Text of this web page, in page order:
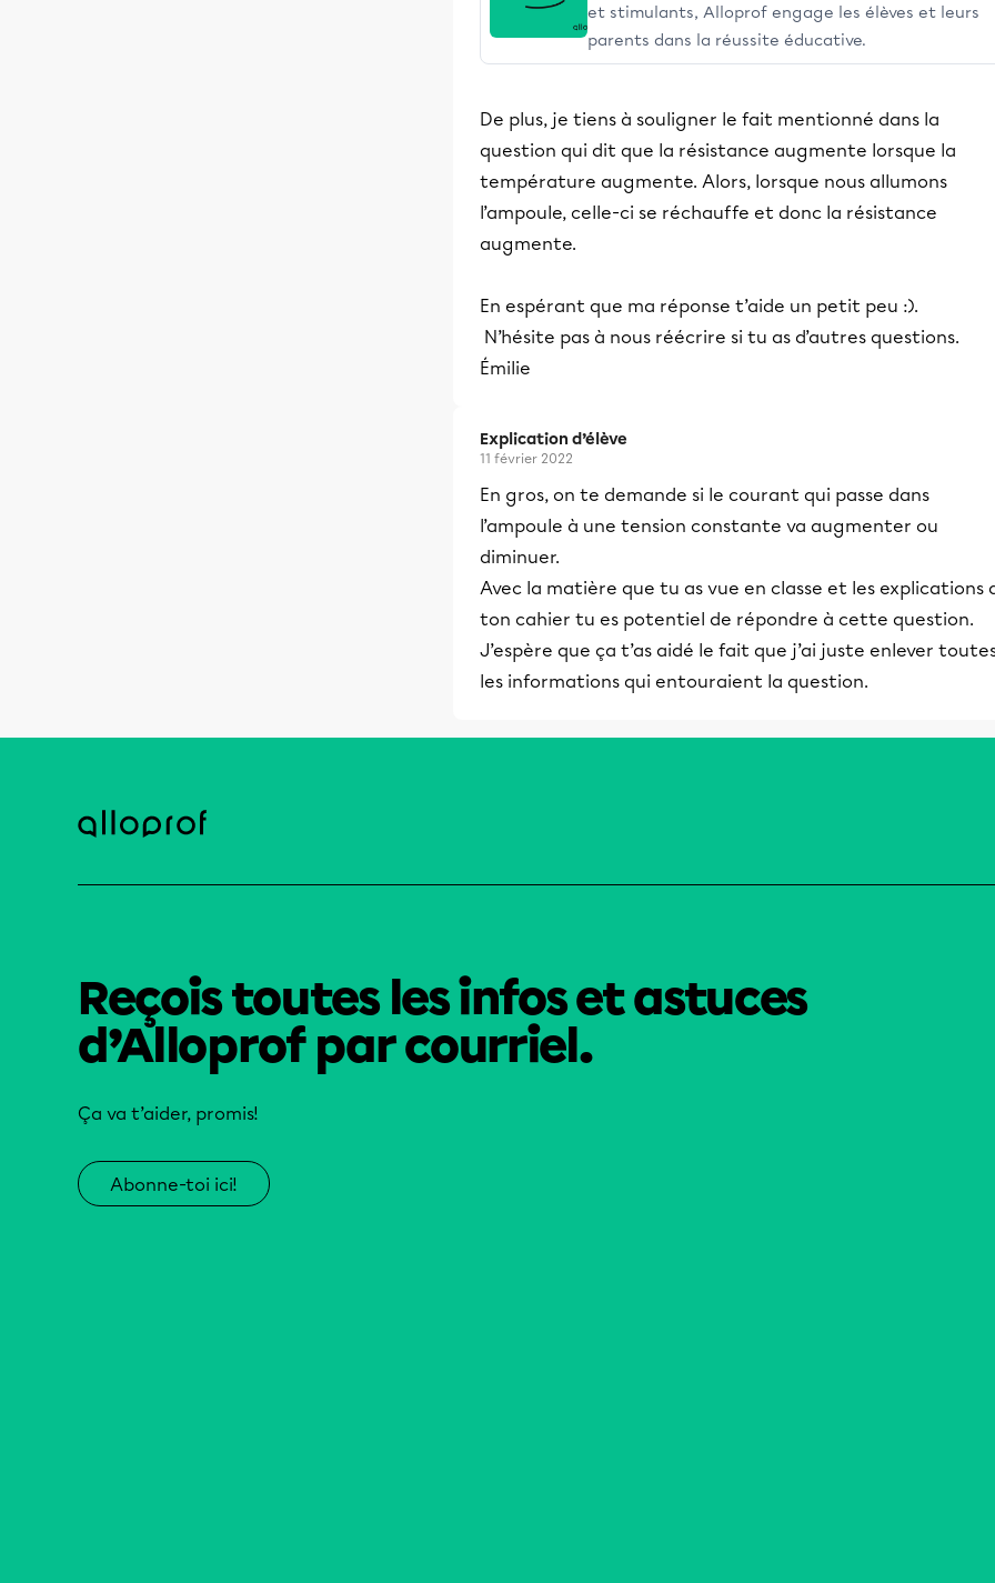
et stimulants, Alloprof engage les élèves et leurs
parents dans la réussite éducative.
De plus, je tiens à souligner le fait mentionné dans la
question qui dit que la résistance augmente lorsque la
température augmente. Alors, lorsque nous allumons
l’ampoule, celle-ci se réchauffe et donc la résistance
augmente.
En espérant que ma réponse t’aide un petit peu :).
N’hésite pas à nous réécrire si tu as d’autres questions.
Émilie
Explication d’élève
11 février 2022
En gros, on te demande si le courant qui passe dans
l’ampoule à une tension constante va augmenter ou
diminuer.
Avec la matière que tu as vue en classe et les explications
ton cahier tu es potentiel de répondre à cette question.
J’espère que ça t’as aidé le fait que j’ai juste enlever
les informations qui entouraient la question.
Reçois toutes les infos et astuces
d’Alloprof par courriel.
Ça va t’aider, promis!
Abonne-toi ici!